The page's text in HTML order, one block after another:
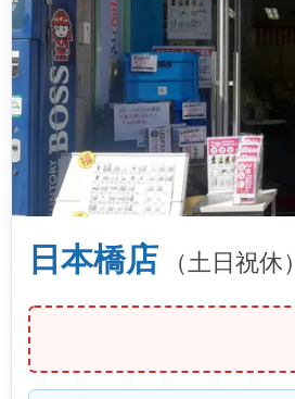
日本橋店 （土日祝休）